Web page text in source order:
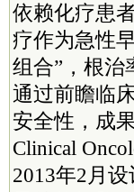
依赖化疗患
疗作为急性
组合”，根治
通过前瞻临
安全性，成
Clinical
2013年2月